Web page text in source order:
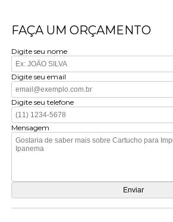
FAÇA UM ORÇAMENTO
Digite seu nome
Digite seu email
Digite seu telefone
Mensagem